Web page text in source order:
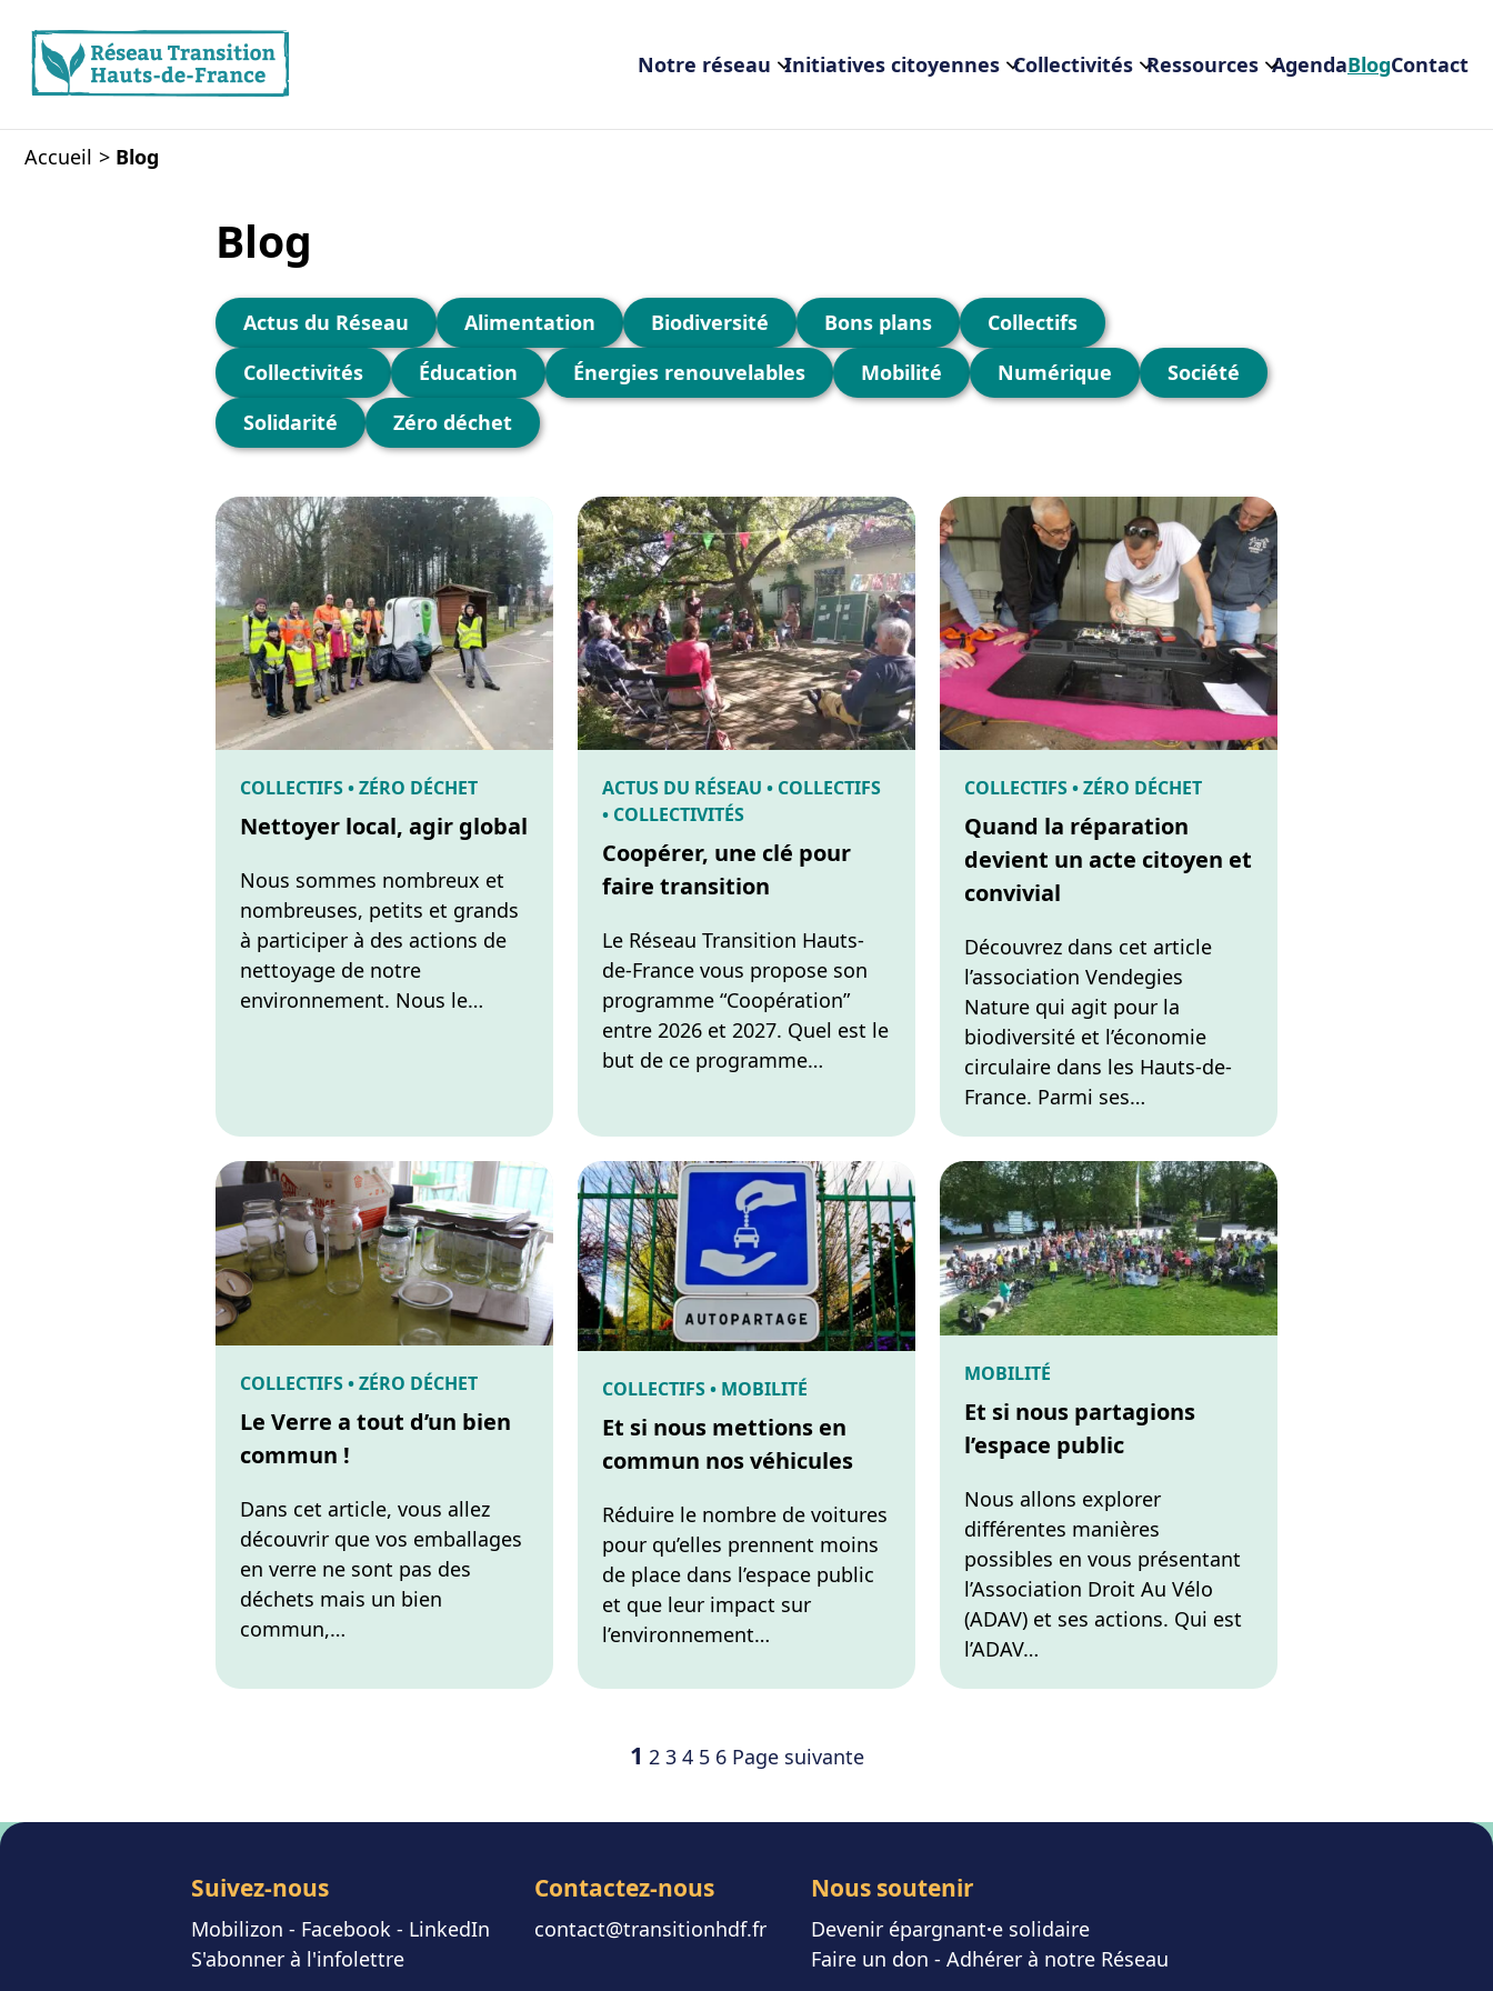
Notre réseau Initiatives citoyennes Collectivités Ressources AgendaBlogContact
Accueil Blog
Blog
Actus du Réseau Alimentation Biodiversité Bons plans
Collectifs
Collectivités
Éducation Énergies renouvelables Mobilité Numérique
Société
Solidarité
Zéro déchet
COLLECTIFS • ZÉRO DÉCHET
Nettoyer local, agir global
Nous sommes nombreux et
nombreuses, petits et grands
à participer à des actions de
nettoyage de notre
environnement. Nous le…
ACTUS DU RÉSEAU • COLLECTIFS
• COLLECTIVITÉS
Coopérer, une clé pour
faire transition
Le Réseau Transition Hauts-
de-France vous propose son
programme “Coopération”
entre 2026 et 2027. Quel est le
but de ce programme…
COLLECTIFS • ZÉRO DÉCHET
Quand la réparation
devient un acte citoyen et
convivial
Découvrez dans cet article
l’association Vendegies
Nature qui agit pour la
biodiversité et l’économie
circulaire dans les Hauts-de-
France. Parmi ses…
COLLECTIFS • ZÉRO DÉCHET
Le Verre a tout d’un bien
commun !
Dans cet article, vous allez
découvrir que vos emballages
en verre ne sont pas des
déchets mais un bien
commun,…
COLLECTIFS • MOBILITÉ
Et si nous mettions en
commun nos véhicules
Réduire le nombre de voitures
pour qu’elles prennent moins
de place dans l’espace public
et que leur impact sur
l’environnement…
MOBILITÉ
Et si nous partagions
l’espace public
Nous allons explorer
différentes manières
possibles en vous présentant
l’Association Droit Au Vélo
(ADAV) et ses actions. Qui est
l’ADAV…
Pagination des publicationsPage
1 Page
2 Page
3 Page
4 Page
5 Page
6 Page suivante
Suivez-nous
Mobilizon - Facebook - LinkedIn
S'abonner à l'infolettre
Contactez-nous
contact@transitionhdf.fr
Nous soutenir
Devenir épargnant⸱e solidaire
Faire un don - Adhérer à notre Réseau